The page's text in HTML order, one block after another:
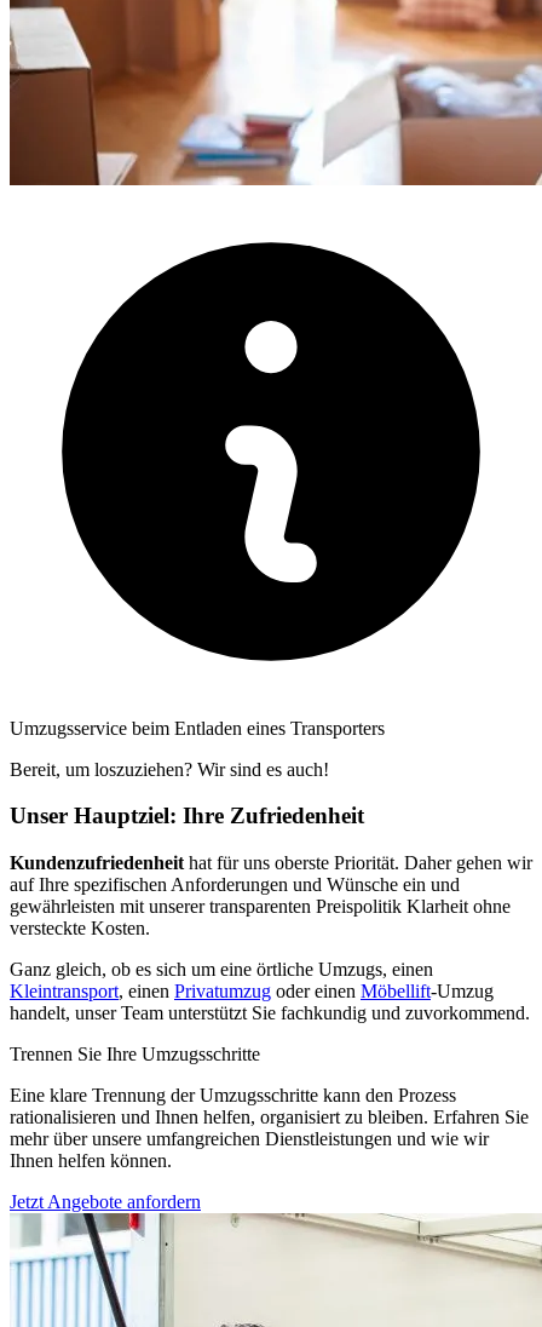
Umzugsservice beim Entladen eines Transporters
Bereit, um loszuziehen? Wir sind es auch!
Unser Hauptziel: Ihre Zufriedenheit
Kundenzufriedenheit hat für uns oberste Priorität. Daher gehen wir
auf Ihre spezifischen Anforderungen und Wünsche ein und
gewährleisten mit unserer transparenten Preispolitik Klarheit ohne
versteckte Kosten.
Ganz gleich, ob es sich um eine örtliche Umzugs, einen
Kleintransport, einen Privatumzug oder einen Möbellift-Umzug
handelt, unser Team unterstützt Sie fachkundig und zuvorkommend.
Trennen Sie Ihre Umzugsschritte
Eine klare Trennung der Umzugsschritte kann den Prozess
rationalisieren und Ihnen helfen, organisiert zu bleiben. Erfahren Sie
mehr über unsere umfangreichen Dienstleistungen und wie wir
Ihnen helfen können.
Jetzt Angebote anfordern